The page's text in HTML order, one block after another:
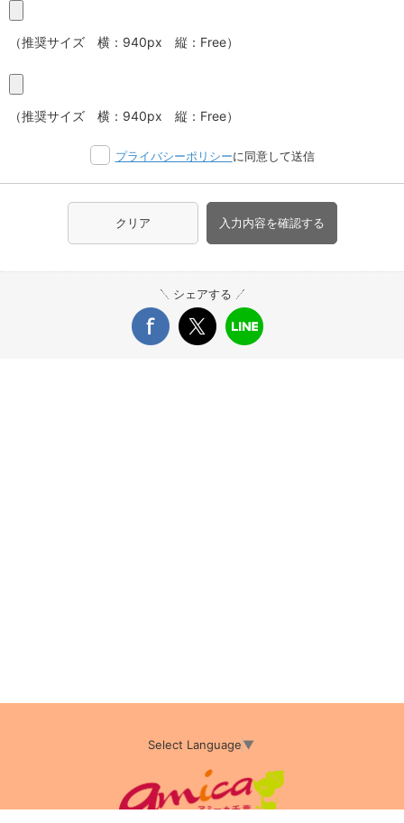
（推奨サイズ 横：940px 縦：Free）
（推奨サイズ 横：940px 縦：Free）
プライバシーポリシーに同意して送信
クリア 入力内容を確認する
シェアする
Select Language▼